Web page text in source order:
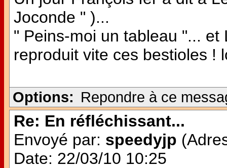
Joconde " )...
" Peins-moi un tableau "...
reproduit vite ces bestioles !
Options: Repondre à ce
Re: En réfléchissant...
Envoyé par: speedyjp
Date: 22/03/10 10:25